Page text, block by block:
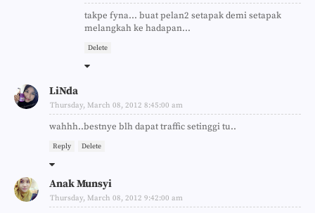
takpe fyna... buat pelan2 setapak demi setapak
melangkah ke hadapan...
Delete
LiNda
Thursday, March 08, 2012 8:45:00 am
wahhh..bestnye blh dapat traffic setinggi tu..
Reply Delete
Anak Munsyi
Thursday, March 08, 2012 9:42:00 am